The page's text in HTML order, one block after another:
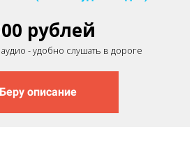
рублей
- удобно слушать в дороге
Беру описание